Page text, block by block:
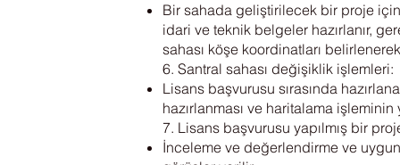
Bir sahada geliştirilecek bir proje için
idari ve teknik belgeler hazırlanır,
sahası köşe koordinatları
6. Santral sahası değişiklik işlemleri:
Lisans başvurusu sırasında
hazırlanması ve haritalama işleminin
7. Lisans başvurusu yapılmış bir
İnceleme ve değerlendirme ve